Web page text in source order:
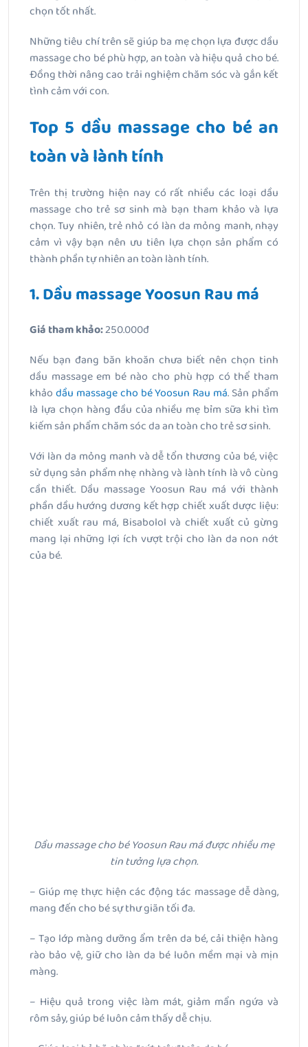
chọn tốt nhất.
Những tiêu chí trên sẽ giúp ba mẹ chọn lựa được dầu
massage cho bé phù hợp, an toàn và hiệu quả cho bé.
Đồng thời nâng cao trải nghiệm chăm sóc và gắn kết
tình cảm với con.
Top 5 dầu massage cho bé an
toàn và lành tính
Trên thị trường hiện nay có rất nhiều các loại dầu
massage cho trẻ sơ sinh mà bạn tham khảo và lựa
chọn. Tuy nhiên, trẻ nhỏ có làn da mỏng manh, nhạy
cảm vì vậy bạn nên ưu tiên lựa chọn sản phẩm có
thành phần tự nhiên an toàn lành tính.
1. Dầu massage Yoosun Rau má
Giá tham khảo:250.000đ
Nếu bạn đang băn khoăn chưa biết nên chọn tinh
dầu massage em bé nào cho phù hợp có thể tham
khảo dầu massage cho bé Yoosun Rau má. Sản phẩm
là lựa chọn hàng đầu của nhiều mẹ bỉm sữa khi tìm
kiếm sản phẩm chăm sóc da an toàn cho trẻ sơ sinh.
Với làn da mỏng manh và dễ tổn thương của bé, việc
sử dụng sản phẩm nhẹ nhàng và lành tính là vô cùng
cần thiết. Dầu massage Yoosun Rau má với thành
phần dầu hướng dương kết hợp chiết xuất dược liệu:
chiết xuất rau má, Bisabolol và chiết xuất củ gừng
mang lại những lợi ích vượt trội cho làn da non nớt
của bé.
Dầu massage cho bé Yoosun Rau má được nhiều mẹ
tin tưởng lựa chọn.
– Giúp mẹ thực hiện các động tác massage dễ dàng,
mang đến cho bé sự thư giãn tối đa.
– Tạo lớp màng dưỡng ẩm trên da bé, cải thiện hàng
rào bảo vệ, giữ cho làn da bé luôn mềm mại và mịn
màng.
– Hiệu quả trong việc làm mát, giảm mẩn ngứa và
rôm sảy, giúp bé luôn cảm thấy dễ chịu.